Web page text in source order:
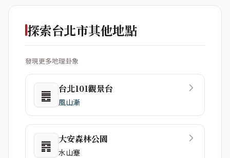
探索台北市其他地點
發現更多地理卦象
䷌ 台北101觀景台
風山漸
䷴ 大安森林公園
水山蹇